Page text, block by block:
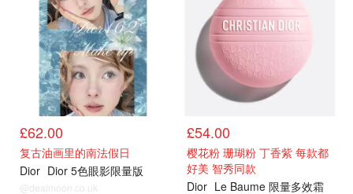
£62.00
复古油画里的南法假日
Dior Dior 5色眼影限量版
@dealmoon.co.uk
£54.00
樱花粉 珊瑚粉 丁香紫 每款都
好美 智秀同款
Dior Le Baume 限量多效霜